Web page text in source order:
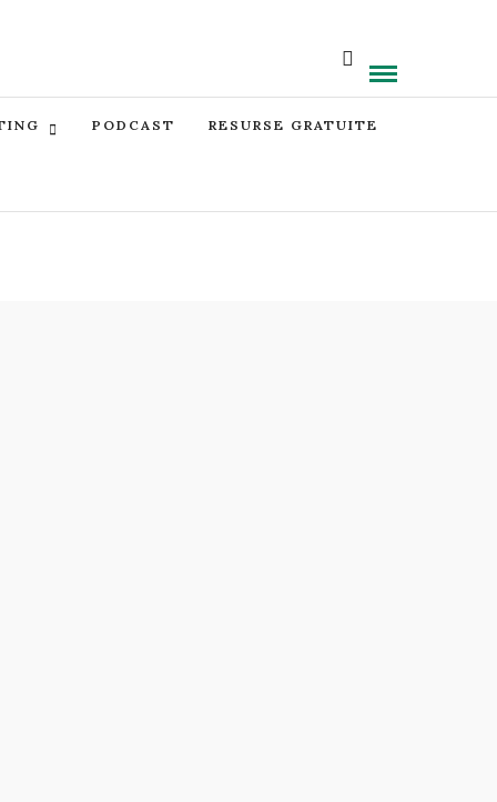
PODCAST RESURSE GRATUITE